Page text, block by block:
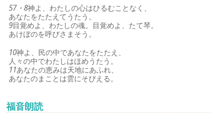
57・8神よ、わたしの心はひるむことなく、
あなたをたたえてうたう。
9目覚めよ、わたしの魂。目覚めよ、たて琴。
あけぼのを呼びさまそう。
10神よ、民の中であなたをたたえ、
人々の中でわたしはほめうたう。
11あなたの恵みは天地にあふれ、
あなたのまことは雲にそびえる。
福音朗読